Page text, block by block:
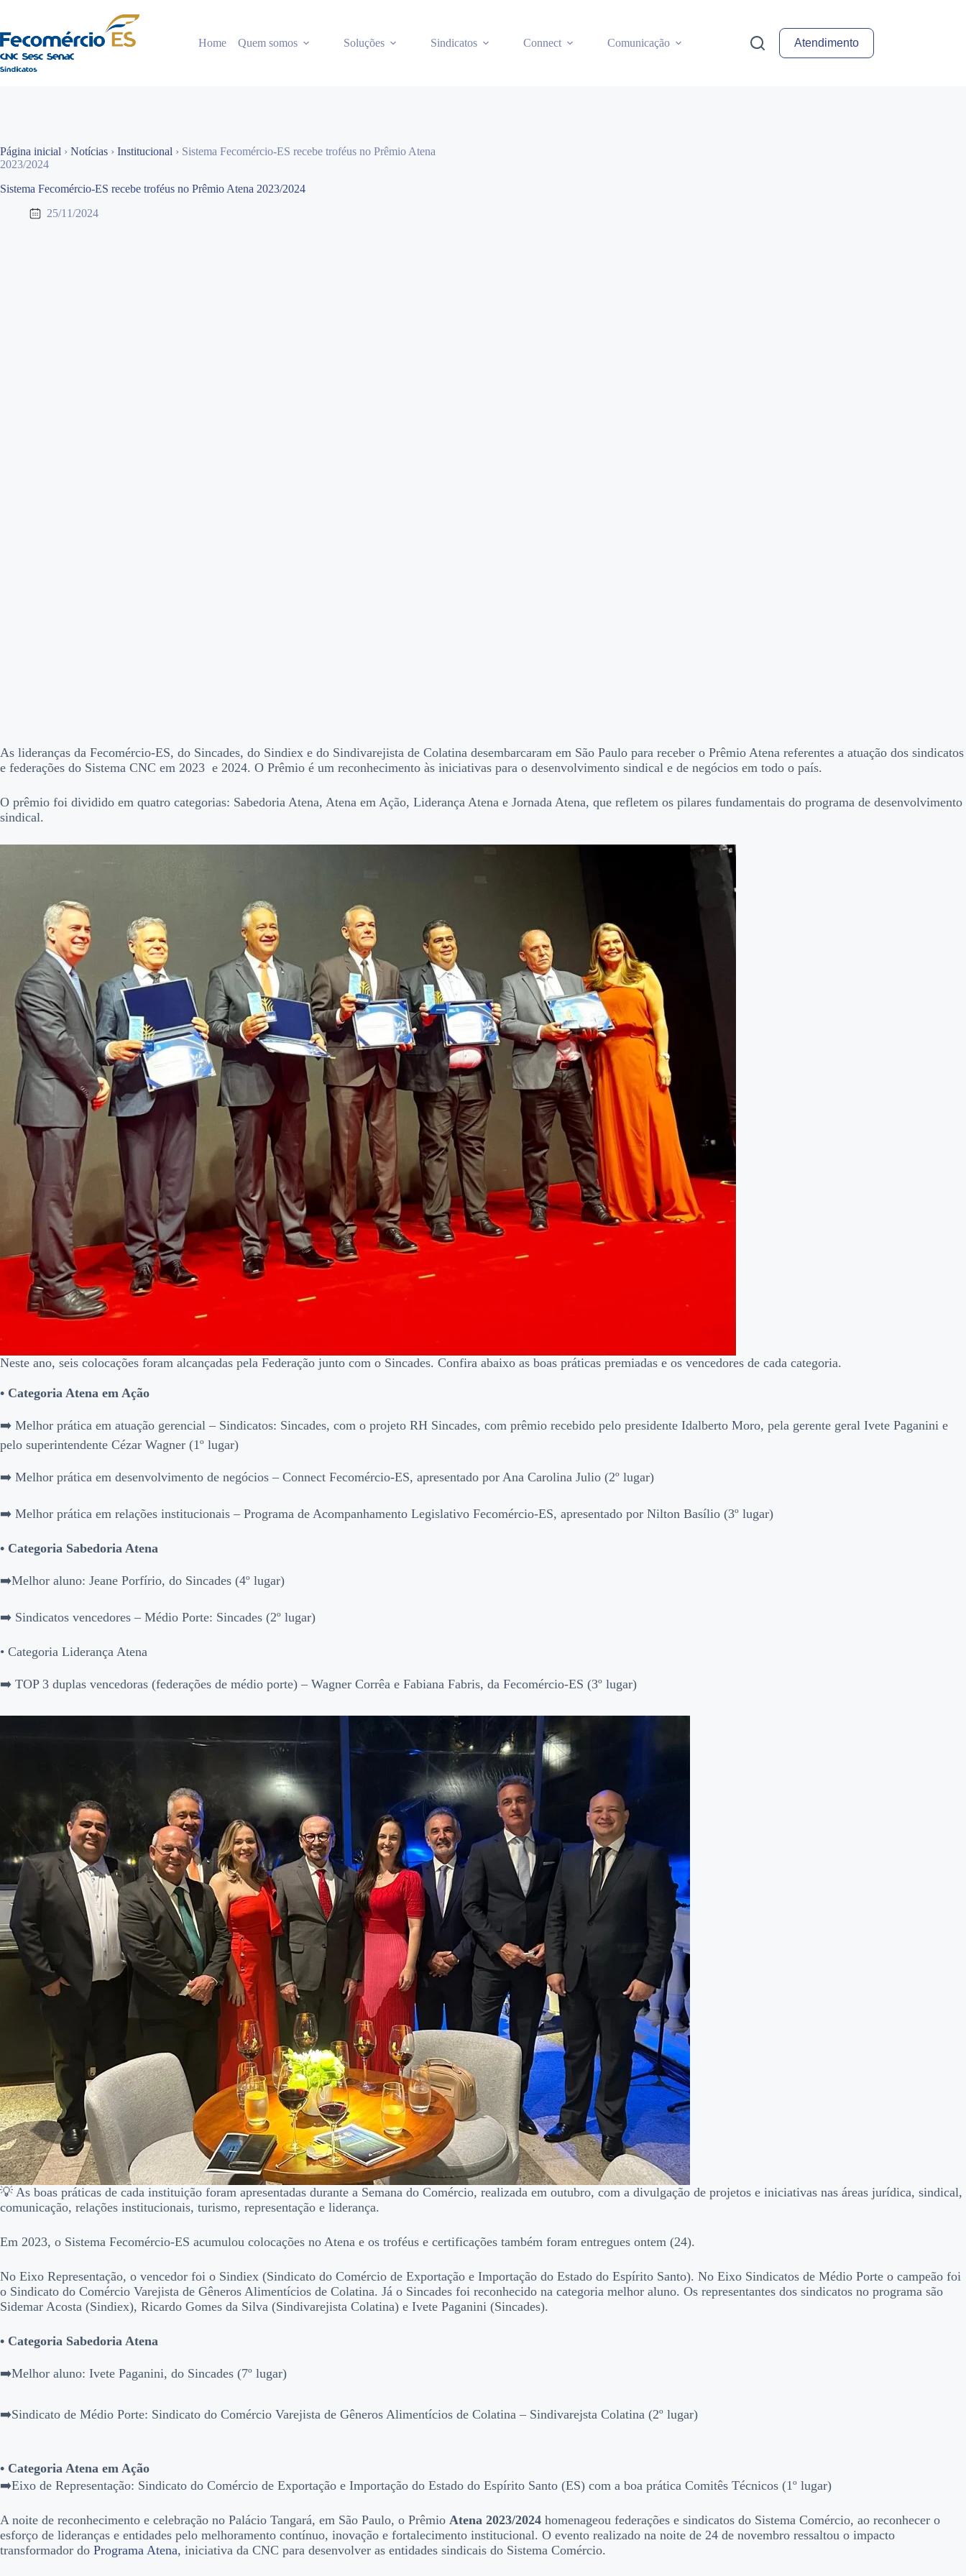
o
conteúdo
Home Quem somos Soluções Sindicatos Connect Comunicação Atendimento
Página inicial › Notícias › Institucional › Sistema Fecomércio-ES recebe troféus no Prêmio Atena
2023/2024
Sistema Fecomércio-ES recebe troféus no Prêmio Atena 2023/2024
25/11/2024
As lideranças da Fecomércio-ES, do Sincades, do Sindiex e do Sindivarejista de Colatina desembarcaram em São Paulo para receber o Prêmio Atena referentes a atuação dos sindicatos
e federações do Sistema CNC em 2023 e 2024. O Prêmio é um reconhecimento às iniciativas para o desenvolvimento sindical e de negócios em todo o país.
O prêmio foi dividido em quatro categorias: Sabedoria Atena, Atena em Ação, Liderança Atena e Jornada Atena, que refletem os pilares fundamentais do programa de desenvolvimento
sindical.
Neste ano, seis colocações foram alcançadas pela Federação junto com o Sincades. Confira abaixo as boas práticas premiadas e os vencedores de cada categoria.
• Categoria Atena em Ação
➡️ Melhor prática em atuação gerencial – Sindicatos: Sincades, com o projeto RH Sincades, com prêmio recebido pelo presidente Idalberto Moro, pela gerente geral Ivete Paganini e
pelo superintendente Cézar Wagner (1º lugar)
➡️ Melhor prática em desenvolvimento de negócios – Connect Fecomércio-ES, apresentado por Ana Carolina Julio (2º lugar)
➡️ Melhor prática em relações institucionais – Programa de Acompanhamento Legislativo Fecomércio-ES, apresentado por Nilton Basílio (3º lugar)
• Categoria Sabedoria Atena
➡️Melhor aluno: Jeane Porfírio, do Sincades (4º lugar)
➡️ Sindicatos vencedores – Médio Porte: Sincades (2º lugar)
• Categoria Liderança Atena
➡️ TOP 3 duplas vencedoras (federações de médio porte) – Wagner Corrêa e Fabiana Fabris, da Fecomércio-ES (3º lugar)
💡 As boas práticas de cada instituição foram apresentadas durante a Semana do Comércio, realizada em outubro, com a divulgação de projetos e iniciativas nas áreas jurídica, sindical,
comunicação, relações institucionais, turismo, representação e liderança.
Em 2023, o Sistema Fecomércio-ES acumulou colocações no Atena e os troféus e certificações também foram entregues ontem (24).
No Eixo Representação, o vencedor foi o Sindiex (Sindicato do Comércio de Exportação e Importação do Estado do Espírito Santo). No Eixo Sindicatos de Médio Porte o campeão foi
o Sindicato do Comércio Varejista de Gêneros Alimentícios de Colatina. Já o Sincades foi reconhecido na categoria melhor aluno. Os representantes dos sindicatos no programa são
Sidemar Acosta (Sindiex), Ricardo Gomes da Silva (Sindivarejista Colatina) e Ivete Paganini (Sincades).
• Categoria Sabedoria Atena
➡️Melhor aluno: Ivete Paganini, do Sincades (7º lugar)
➡️Sindicato de Médio Porte: Sindicato do Comércio Varejista de Gêneros Alimentícios de Colatina – Sindivarejsta Colatina (2º lugar)
• Categoria Atena em Ação
➡️Eixo de Representação: Sindicato do Comércio de Exportação e Importação do Estado do Espírito Santo (ES) com a boa prática Comitês Técnicos (1º lugar)
A noite de reconhecimento e celebração no Palácio Tangará, em São Paulo, o Prêmio Atena 2023/2024 homenageou federações e sindicatos do Sistema Comércio, ao reconhecer o
esforço de lideranças e entidades pelo melhoramento contínuo, inovação e fortalecimento institucional. O evento realizado na noite de 24 de novembro ressaltou o impacto
transformador do Programa Atena, iniciativa da CNC para desenvolver as entidades sindicais do Sistema Comércio.